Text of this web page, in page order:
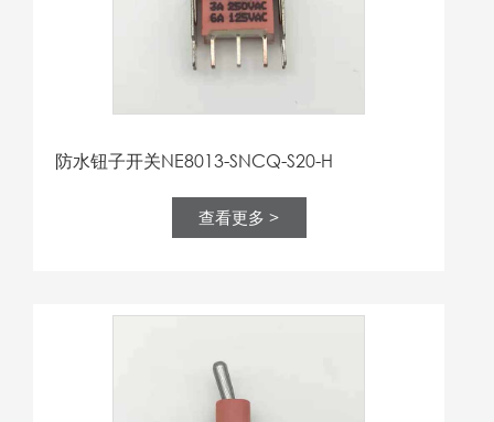
防水钮子开关NE8013-SNCQ-S20-H
查看更多 >